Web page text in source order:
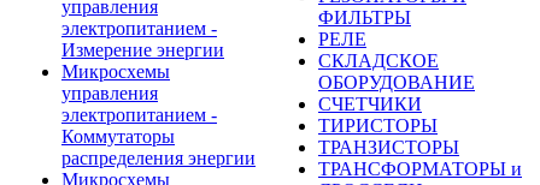
управления
электропитанием -
Измерение энергии
Микросхемы
управления
электропитанием -
Коммутаторы
распределения энергии
Микросхемы
ФИЛЬТРЫ
РЕЛЕ
СКЛАДСКОЕ
ОБОРУДОВАНИЕ
СЧЕТЧИКИ
ТИРИСТОРЫ
ТРАНЗИСТОРЫ
ТРАНСФОРМАТОРЫ и